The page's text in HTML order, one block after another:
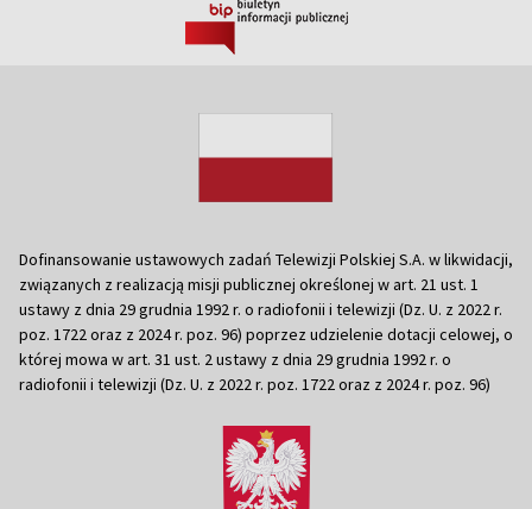
Dofinansowanie ustawowych zadań Telewizji Polskiej S.A. w likwidacji,
związanych z realizacją misji publicznej określonej w art. 21 ust. 1
ustawy z dnia 29 grudnia 1992 r. o radiofonii i telewizji (Dz. U. z 2022 r.
poz. 1722 oraz z 2024 r. poz. 96) poprzez udzielenie dotacji celowej, o
której mowa w art. 31 ust. 2 ustawy z dnia 29 grudnia 1992 r. o
radiofonii i telewizji (Dz. U. z 2022 r. poz. 1722 oraz z 2024 r. poz. 96)